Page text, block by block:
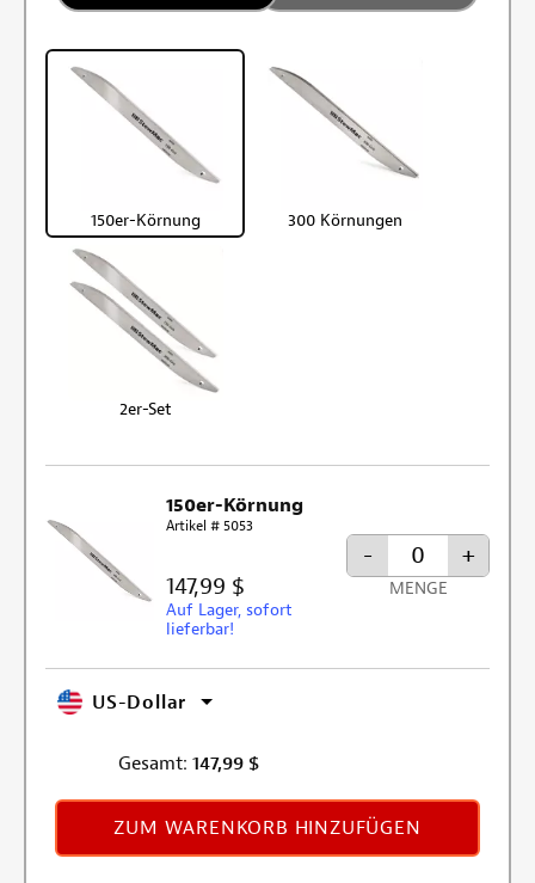
150er-Körnung 300 Körnungen
2er-Set
150er-Körnung
Artikel # 5053
147,99 $
Auf Lager, sofort
lieferbar!
- +
MENGE
US-Dollar
Gesamt: 147,99 $
ZUM WARENKORB HINZUFÜGEN